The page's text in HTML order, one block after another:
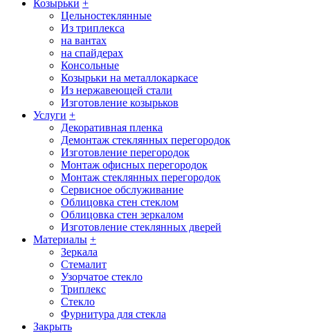
Козырьки +
Цельностеклянные
Из триплекса
на вантах
на спайдерах
Консольные
Козырьки на металлокаркасе
Из нержавеющей стали
Изготовление козырьков
Услуги +
Декоративная пленка
Демонтаж стеклянных перегородок
Изготовление перегородок
Монтаж офисных перегородок
Монтаж стеклянных перегородок
Сервисное обслуживание
Облицовка стен стеклом
Облицовка стен зеркалом
Изготовление стеклянных дверей
Материалы +
Зеркала
Стемалит
Узорчатое стекло
Триплекс
Стекло
Фурнитура для стекла
Закрыть